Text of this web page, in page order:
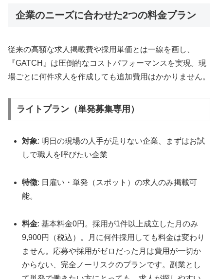
企業のニーズに合わせた2つの料金プラン
従来の高額な求人掲載費や採用単価とは一線を画し、
『GATCH』は圧倒的なコストパフォーマンスを実現。現
場ごとに何件求人を作成しても追加費用はかかりません。
ライトプラン（単発募集専用）
対象: 明日の現場の人手が足りない企業、まずはお試
しで職人を呼びたい企業
特徴: 日雇い・単発（スポット）の求人のみ掲載可
能。
料金: 基本料金0円。採用が1件以上成立した月のみ
9,900円（税込）。月に何件採用しても料金は変わり
ません。応募や採用がゼロだった月は費用が一切か
からない、完全ノーリスクのプランです。副業とし